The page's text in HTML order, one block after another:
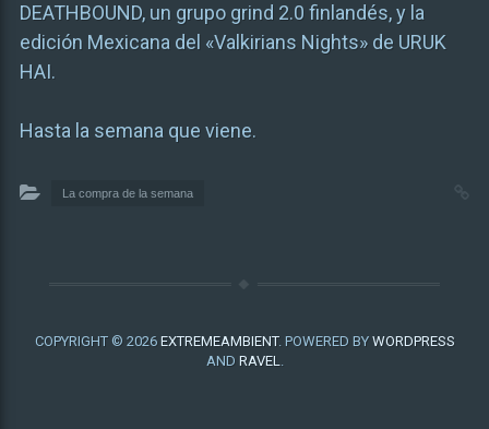
DEATHBOUND, un grupo grind 2.0 finlandés, y la
edición Mexicana del «Valkirians Nights» de URUK
HAI.
Hasta la semana que viene.
La compra de la semana
COPYRIGHT © 2026 EXTREMEAMBIENT. POWERED BY WORDPRESS
AND RAVEL.